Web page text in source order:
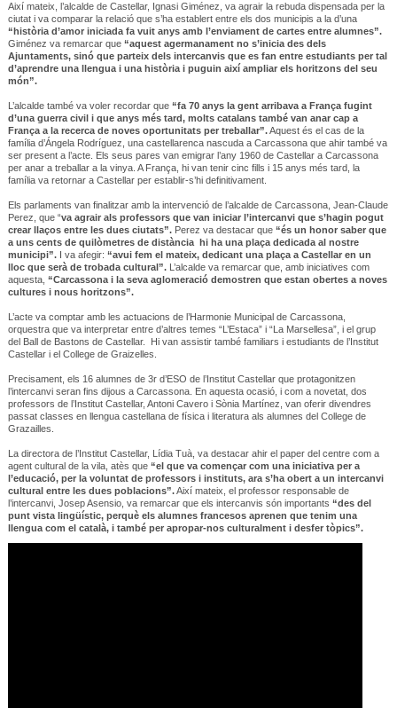
Així mateix, l’alcalde de Castellar, Ignasi Giménez, va agrair la rebuda dispensada per la
ciutat i va comparar la relació que s’ha establert entre els dos municipis a la d’una
“història d’amor iniciada fa vuit anys amb l’enviament de cartes entre alumnes”.
Giménez va remarcar que“aquest agermanament no s’inicia des dels
Ajuntaments, sinó que parteix dels intercanvis que es fan entre estudiants per tal
d’aprendre una llengua i una història i puguin així ampliar els horitzons del seu
món”.
L’alcalde també va voler recordar que “fa 70 anys la gent arribava a França fugint
d’una guerra civil i que anys més tard, molts catalans també van anar cap a
França a la recerca de noves oportunitats per treballar”.Aquest és el cas de la
família d’Ángela Rodríguez, una castellarenca nascuda a Carcassona que ahir també va
ser present a l’acte. Els seus pares van emigrar l’any 1960 de Castellar a Carcassona
per anar a treballar a la vinya. A França, hi van tenir cinc fills i 15 anys més tard, la
família va retornar a Castellar per establir-s’hi definitivament.
Els parlaments van finalitzar amb la intervenció de l’alcalde de Carcassona, Jean-Claude
Perez, que “va agrair als professors que van iniciar l’intercanvi que s’hagin pogut
crear llaços entre les dues ciutats”.Perez va destacar que “és un honor saber que
a uns cents de quilòmetres de distància hi ha una plaça dedicada al nostre
municipi”.I va afegir: “avui fem el mateix, dedicant una plaça a Castellar en un
lloc que serà de trobada cultural”. L’alcalde va remarcar que, amb iniciatives com
aquesta, “Carcassona i la seva aglomeració demostren que estan obertes a noves
cultures i nous horitzons”.
L’acte va comptar amb les actuacions de l’Harmonie Municipal de Carcassona,
orquestra que va interpretar entre d’altres temes “L’Estaca” i “La Marsellesa”, i el grup
del Ball de Bastons de Castellar. Hi van assistir també familiars i estudiants de l’Institut
Castellar i el College de Graizelles.
Precisament, els 16 alumnes de 3r d’ESO de l’Institut Castellar que protagonitzen
l’intercanvi seran fins dijous a Carcassona. En aquesta ocasió, i com a novetat, dos
professors de l’Institut Castellar, Antoni Cavero i Sònia Martínez, van oferir divendres
passat classes en llengua castellana de física i literatura als alumnes del College de
Grazailles.
La directora de l’Institut Castellar, Lídia Tuà, va destacar ahir el paper del centre com a
agent cultural de la vila, atès que “el que va començar com una iniciativa per a
l’educació, per la voluntat de professors i instituts, ara s’ha obert a un intercanvi
cultural entre les dues poblacions”.Així mateix, el professor responsable de
l’intercanvi, Josep Asensio, va remarcar que els intercanvis són importants “des del
punt vista lingüístic, perquè els alumnes francesos aprenen que tenim una
llengua com el català, i també per apropar-nos culturalment i desfer tòpics”.